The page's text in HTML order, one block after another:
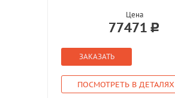
Цена
77471
ЗАКАЗАТЬ
ПОСМОТРЕТЬ В ДЕТАЛЯХ